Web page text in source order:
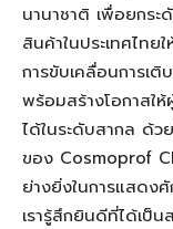
นานาชาติ เพื่อยกระ
สินค้าในประเทศไท
การขับเคลื่อนการเติ
พร้อมสร้างโอกาสให้
ได้ในระดับสากล ด้
ของ Cosmoprof
ย่างยิ่งในการแสดง
เรารู้สึกยินดีที่ได้เป็